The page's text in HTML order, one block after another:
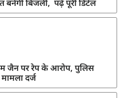
बनेगी बिजली, पढ़ें पूरी डिटेल
जैन पर रेप के आरोप, पुलिस
दर्ज